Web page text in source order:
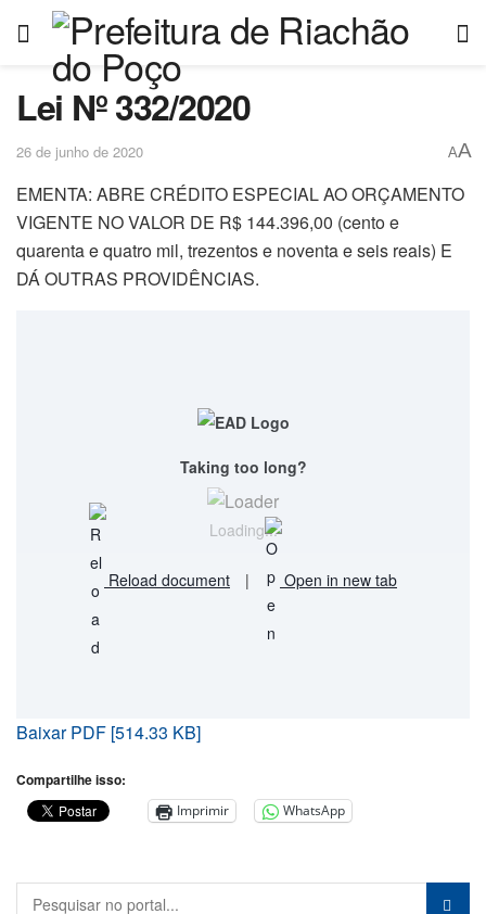
Lei Nº 332/2020
26 de junho de 2020 AA
EMENTA: ABRE CRÉDITO ESPECIAL AO ORÇAMENTO
VIGENTE NO VALOR DE R$ 144.396,00 (cento e
quarenta e quatro mil, trezentos e noventa e seis reais) E
DÁ OUTRAS PROVIDÊNCIAS.
Loading...
Taking too long?
Reload document | Open in new tab
Baixar PDF [514.33 KB]
Compartilhe isso:
Imprimir WhatsApp